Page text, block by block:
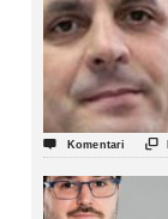
 Komentari 